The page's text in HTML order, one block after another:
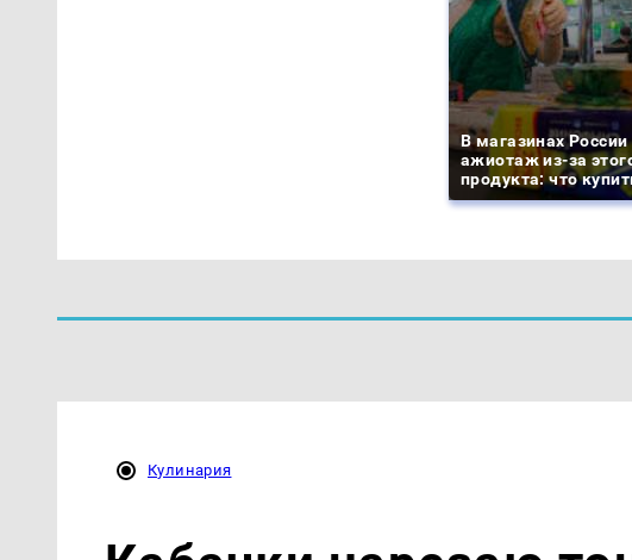
В магазинах России
ажиотаж из-за
продукта: что
Кулинария